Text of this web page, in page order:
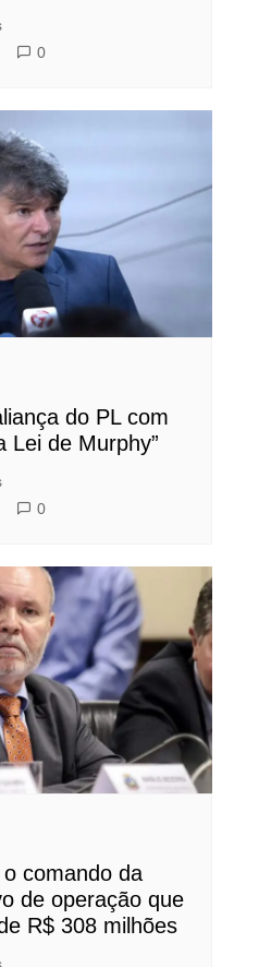
0
do PL com
Lei de Murphy”
0
comando da
de operação que
R$ 308 milhões